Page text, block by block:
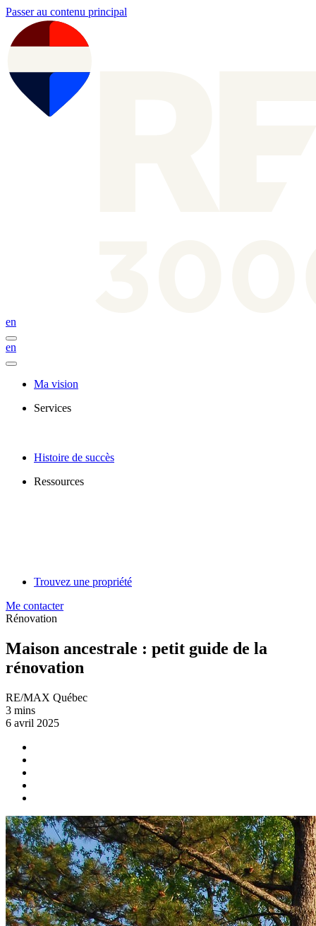
Passer au contenu principal
en
en
Ma vision
Services
Histoire de succès
Ressources
Trouvez une propriété
Me contacter
Rénovation
Maison ancestrale : petit guide de la
rénovation
RE/MAX Québec
3 mins
6 avril 2025